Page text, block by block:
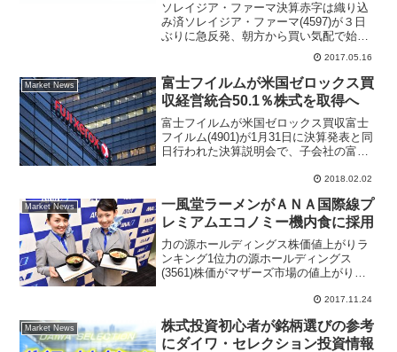
ソレイジア・ファーマ決算赤字は織り込
み済ソレイジア・ファーマ(4597)が３日
ぶりに急反発、朝方から買い気配で始ま
り前日比20円高の568円で寄り付いた。そ
の後も更に上昇幅を拡大させて46円高の
594円まで買われる場面があった。今期の
第１四...
2017.05.16
Market News
富士フイルムが米国ゼロックス買
収経営統合50.1％株式を取得へ
富士フイルムが米国ゼロックス買収富士
フイルム(4901)が1月31日に決算発表と同
日行われた決算説明会で、子会社の富士
を6710億円で取得して経営統合を目指す
容は売...
2018.02.02
Market News
一風堂ラーメンがＡＮＡ国際線プ
レミアムエコノミー機内食に採用
力の源ホールディングス株価値上がりラ
ンキング1位力の源ホールディングス
(3561)株価がマザーズ市場の値上がり率
円高の２４４８円、上昇率は１９％超と
てたが、きょうはポジ...
2017.11.24
Market News
株式投資初心者が銘柄選びの参考
にダイワ・セレクション投資情報